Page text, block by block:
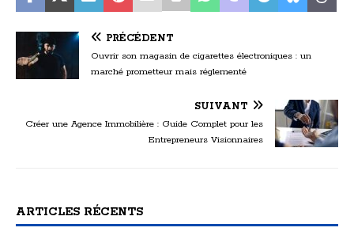
PRÉCÉDENT
Ouvrir son magasin de cigarettes électroniques : un
marché prometteur mais réglementé
SUIVANT
Créer une Agence Immobilière : Guide Complet pour les
Entrepreneurs Visionnaires
ARTICLES RÉCENTS